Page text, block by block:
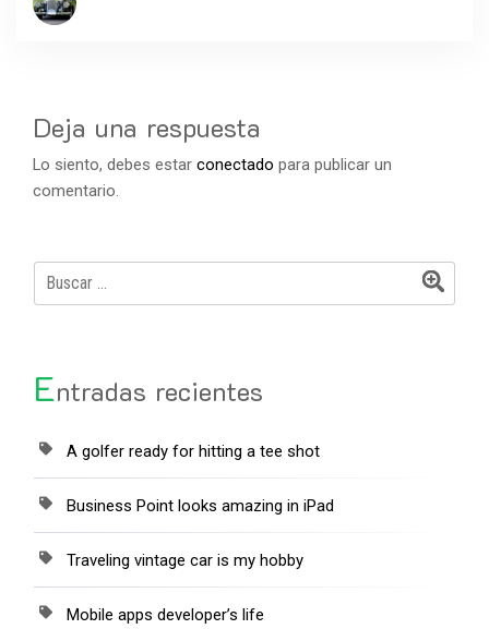
Deja una respuesta
Lo siento, debes estar conectado para publicar un
comentario.
Buscar:
Entradas recientes
A golfer ready for hitting a tee shot
Business Point looks amazing in iPad
Traveling vintage car is my hobby
Mobile apps developer’s life